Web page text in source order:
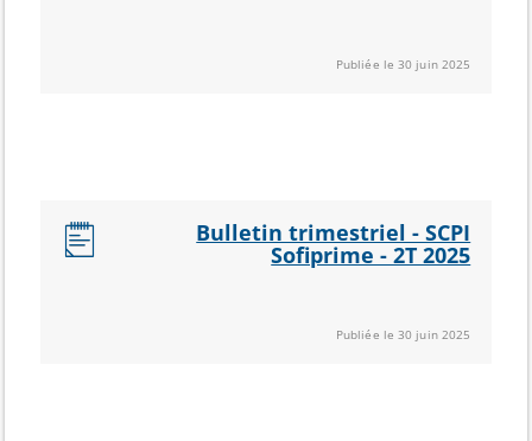
Publiée le 30 juin 2025
Bulletin trimestriel - SCPI
Sofiprime - 2T 2025
Publiée le 30 juin 2025